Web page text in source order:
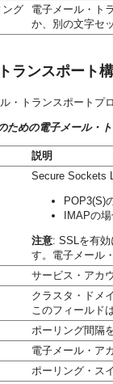
ング
電子メール・ト
か、別の文字セ
ランスポート
・トランスポートプ
ための電子メール・
説明
Secure Sockets
POP3(S)
IMAPの
注意: SSLを有
す。電子メール
サービス・アカ
クラスタ・ドメ
このフィールド
ポーリング間隔
電子メール・ア
ポーリング・ス